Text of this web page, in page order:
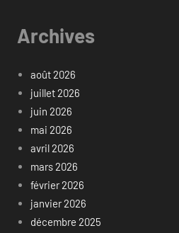
Archives
août 2026
juillet 2026
juin 2026
mai 2026
avril 2026
mars 2026
février 2026
janvier 2026
décembre 2025